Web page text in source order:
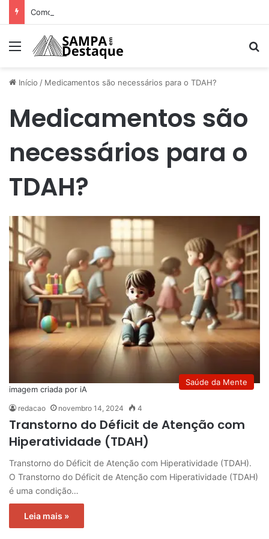
Menu
Início / Medicamentos são necessários para o TDAH?
Medicamentos são
necessários para o
TDAH?
Saúde da Mente
imagem criada por iA
redacao novembro 14, 2024 4
Transtorno do Déficit de Atenção com
Hiperatividade (TDAH)
Transtorno do Déficit de Atenção com Hiperatividade (TDAH).
O Transtorno do Déficit de Atenção com Hiperatividade (TDAH)
é uma condição…
Leia mais »